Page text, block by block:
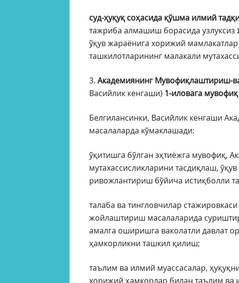
суд-ҳуқуқ соҳасида қўшма илмий
тажриба алмашиш борасида узлуксиз
ўқув жараёнига хорижий
ташкилотларининг малакали
3. Академиянинг Мувофиқлаштириш-
Васийлик кенгаши) 1-иловага
Белгилансинки, Васийлик кенгаши
масалаларда кўмаклашади:
ўқитишга бўлган эҳтиёжга мувофиқ,
мутахассисликларини тасдиқлаш,
ривожлантириш бўйича истиқболли
талаба ва тингловчилар
жойлаштириш масалаларида
амалга оширишга ваколатли давлат
ҳамкорликни ташкил қилиш;
таълим ва илмий муассасалар,
хорижий ҳамкорлар билан таълим ва